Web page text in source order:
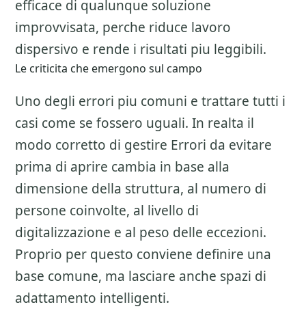
efficace di qualunque soluzione
improvvisata, perche riduce lavoro
dispersivo e rende i risultati piu leggibili.
Le criticita che emergono sul campo
Uno degli errori piu comuni e trattare tutti i
casi come se fossero uguali. In realta il
modo corretto di gestire Errori da evitare
prima di aprire cambia in base alla
dimensione della struttura, al numero di
persone coinvolte, al livello di
digitalizzazione e al peso delle eccezioni.
Proprio per questo conviene definire una
base comune, ma lasciare anche spazi di
adattamento intelligenti.